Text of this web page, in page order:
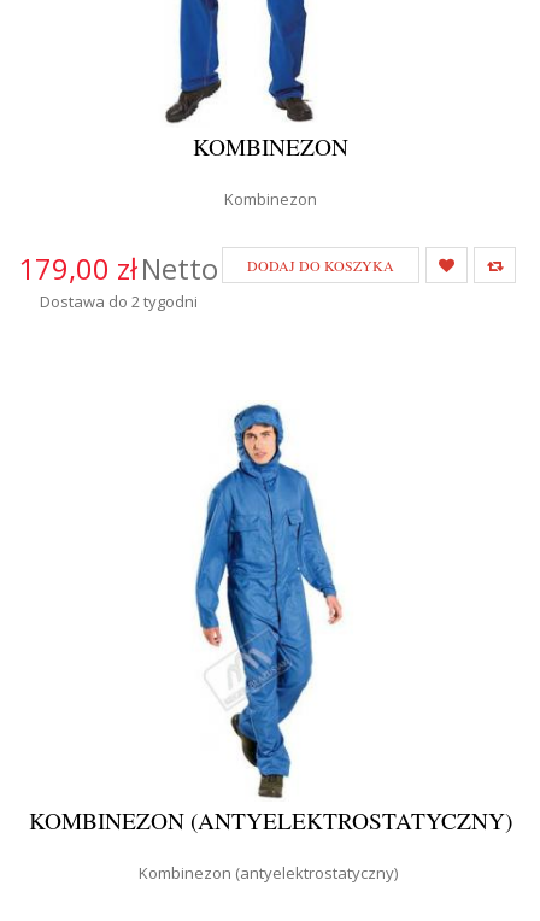
KOMBINEZON
Kombinezon
179,00 złNetto
Dostawa do 2 tygodni
DODAJ DO KOSZYKA
KOMBINEZON (ANTYELEKTROSTATYCZNY)
Kombinezon (antyelektrostatyczny)